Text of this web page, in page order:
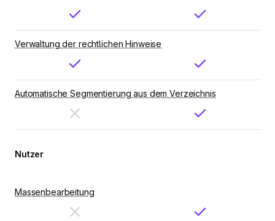
Verwaltung der rechtlichen Hinweise
Automatische Segmentierung aus dem Verzeichnis
Nutzer
Massenbearbeitung